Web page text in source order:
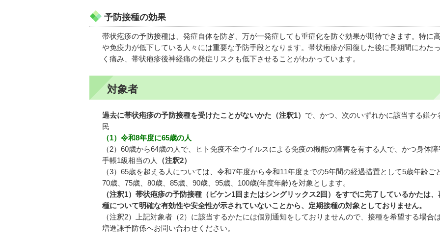
予防接種の効果
帯状疱疹の予防接種は、発症自体を防ぎ、万が一発症しても重症化を防ぐ効果が期待できます。特に
や免疫力が低下している人々には重要な予防手段となります。帯状疱疹が回復した後に長期間にわた
く痛み、帯状疱疹後神経痛の発症リスクも低下させることがわかっています。
対象者
過去に帯状疱疹の予防接種を受けたことがないかた（注釈1） で、かつ、次のいずれかに該当する鎌ケ
民
（1）令和8年度に65歳の人
（2）60歳から64歳の人で、ヒト免疫不全ウイルスによる免疫の機能の障害を有する人で、かつ身体
手帳1級相当の人
（注釈2）
（3）65歳を超える人については、令和7年度から令和11年度までの5年間の経過措置として5歳年齢ご
70歳、75歳、80歳、85歳、90歳、95歳、100歳(年度年齢)を対象とします。
（注釈1）帯状疱疹の予防接種（ビケン1回またはシングリックス2回）をすでに完了しているかたは、
種について明確な有効性や安全性が示されていないことから、定期接種の対象としておりません。
（注釈2）上記対象者（2）に該当するかたには個別通知をしておりませんので、接種を希望する場合
増進課予防係へお問い合わせください。